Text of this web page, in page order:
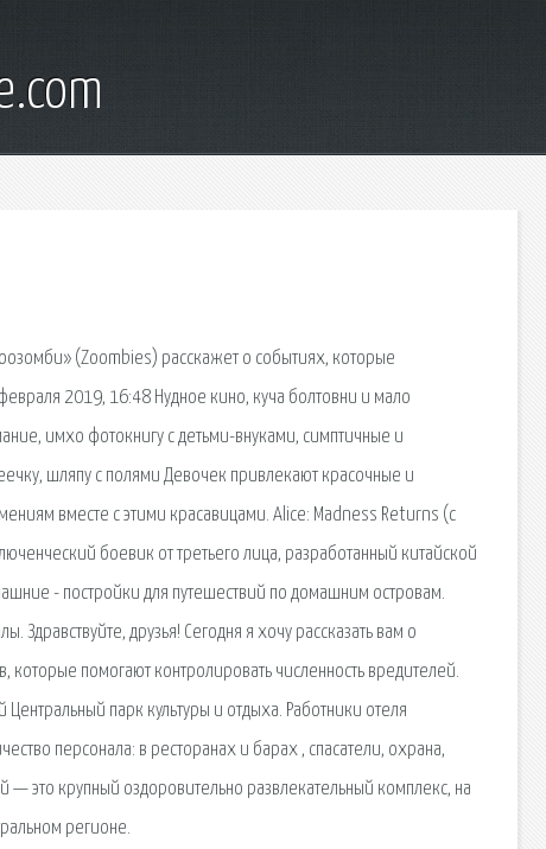
(Zoombies) расскажет о событиях, которые
2019, 16:48 Нудное кино, куча болтовни и мало
имхо фотокнигу с детьми-внуками, симптичные и
шляпу с полями Девочек привлекают красочные и
вместе с этими красавицами. Alice: Madness Returns (с
боевик от третьего лица, разработанный китайской
- постройки для путешествий по домашним островам.
Здравствуйте, друзья! Сегодня я хочу рассказать вам о
помогают контролировать численность вредителей.
парк культуры и отдыха. Работники отеля
персонала: в ресторанах и барах , спасатели, охрана,
это крупный оздоровительно развлекательный комплекс, на
регионе.